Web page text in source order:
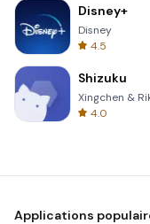
Disney+
Disney
4.5
Shizuku
Xingchen &
4.0
Applications